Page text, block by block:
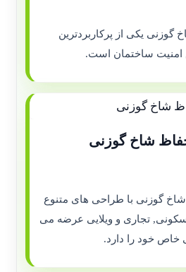
گوزنی یکی از پرکاربردترین
امنیت ساختمان است.
شاخ گوزنی
گوزنی با طراحی های متنوع
تجاری و ویلایی عرضه می
خاص خود را دارد.